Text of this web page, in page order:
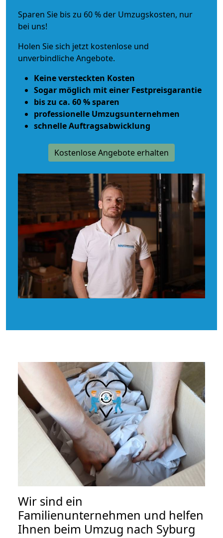
Sparen Sie bis zu 60 % der Umzugskosten, nur
bei uns!
Holen Sie sich jetzt kostenlose und
unverbindliche Angebote.
Keine versteckten Kosten
Sogar möglich mit einer Festpreisgarantie
bis zu ca. 60 % sparen
professionelle Umzugsunternehmen
schnelle Auftragsabwicklung
Kostenlose Angebote erhalten
Wir sind ein
Familienunternehmen und helfen
Ihnen beim Umzug nach Syburg